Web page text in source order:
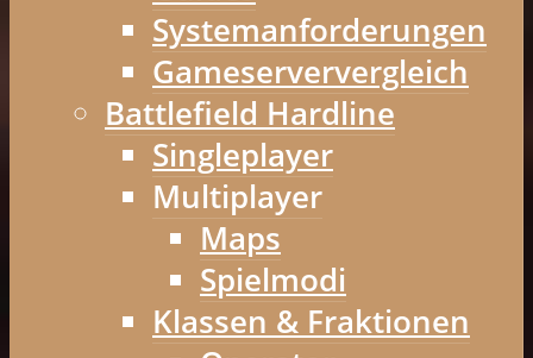
Systemanforderungen
Gameserververgleich
Battlefield Hardline
Singleplayer
Multiplayer
Maps
Spielmodi
Klassen & Fraktionen